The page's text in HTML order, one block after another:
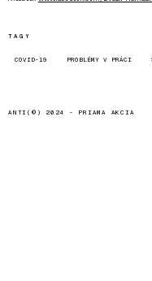
TAGY
COVID-19 PROBLÉMY V PRÁCI
ANTI(©) 2024 - PRIAMA AKCIA